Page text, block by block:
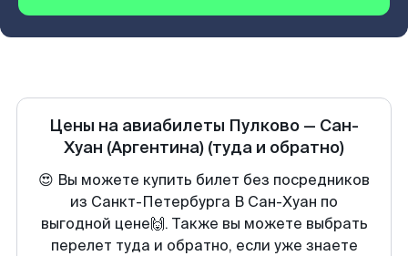
Цены на авиабилеты Пулково — Сан-
Хуан (Аргентина) (туда и обратно)
😍 Вы можете купить билет без посредников
из Санкт-Петербурга В Сан-Хуан по
выгодной цене🙌. Также вы можете выбрать
перелет туда и обратно, если уже знаете